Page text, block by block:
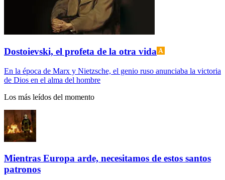
Dostoievski, el profeta de la otra vida
En la época de Marx y Nietzsche, el genio ruso anunciaba la victoria
de Dios en el alma del hombre
Los más leídos del momento
Mientras Europa arde, necesitamos de estos santos
patronos